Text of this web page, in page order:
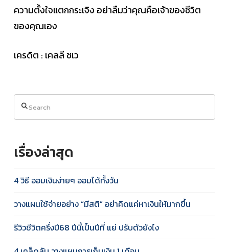
ความตั้งใจแตกกระเจิง อย่าลืมว่าคุณคือเจ้าของชีวิต
ของคุณเอง
เครดิต : เคลลี ชเว
Search
เรื่องล่าสุด
4 วิธี ออมเงินง่ายๆ ออมได้ทั้งวัน
วางแผนใช้จ่ายอย่าง “มีสติ” อย่าคิดแค่หาเงินให้มากขึ้น
รีวิวชีวิตครึ่งปี68 ปีนี้เป็นปีที่ แย่ ปรับตัวยังไง